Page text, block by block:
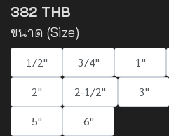
382 THB
ขนาด (Size)
1/2" 3/4" 1"
2"
2-1/2" 3"
5"
6"